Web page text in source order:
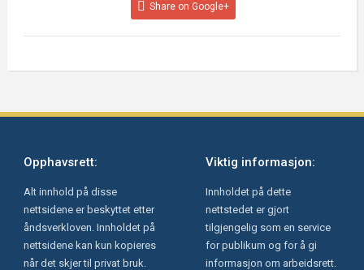
Share on Google+
Opphavsrett:
Alt innhold på disse
nettsidene er beskyttet etter
åndsverkloven. Innholdet på
nettsidene kan kun kopieres
når det skjer til privat bruk.
Viktig informasjon:
Innholdet på dette
nettstedet er gjort
tilgjengelig som en service
for publikum og for å gi
informasjon om arbeidsrett.